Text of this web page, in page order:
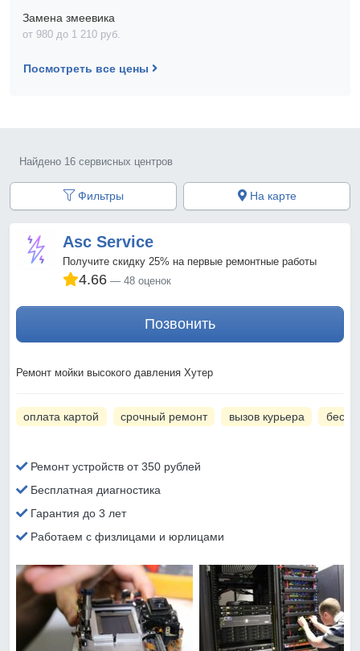
Замена змеевика
от 980 до 1 210 pyб.
Посмотреть все цены
Найдено 16 сервисных центров
Фильтры На карте
Asc Service
Получите скидку 25% на первые ремонтные работы
4.66 48 оценок
Позвонить
Ремонт мойки высокого давления Хутер
оплата картой срочный ремонт вызов курьера
Ремонт устройств от 350 рублей
Бесплатная диагностика
Гарантия до 3 лет
Работаем с физлицами и юрлицами